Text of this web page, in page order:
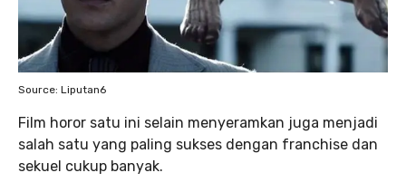
Source: Liputan6
Film horor satu ini selain menyeramkan juga menjadi
salah satu yang paling sukses dengan franchise dan
sekuel cukup banyak.